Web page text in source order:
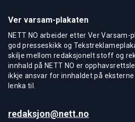
Ver varsam-plakaten
NETT NO arbeider etter Ver
god presseskikk og
skilje mellom redaksjonelt stoff og
innhald på NETT NO er
ikkje ansvar for innhaldet på
lenka til.
redaksjon@nett.no